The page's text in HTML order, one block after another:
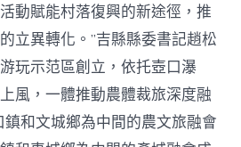
動賦能村落復興的新途徑，推
立異轉化。”吉縣縣委書記趙松
玩示范區創立，依托壺口瀑
風，一體推動農體裁旅深度融
鎮和文城鄉為中間的農文旅融會